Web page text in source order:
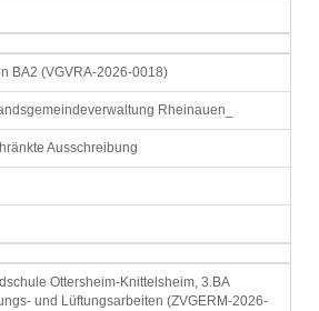
BA2 (VGVRA-2026-0018)
Rheinauen_
Ausschreibung
Ottersheim-Knittelsheim, 3.BA
und Lüftungsarbeiten (ZVGERM-2026-